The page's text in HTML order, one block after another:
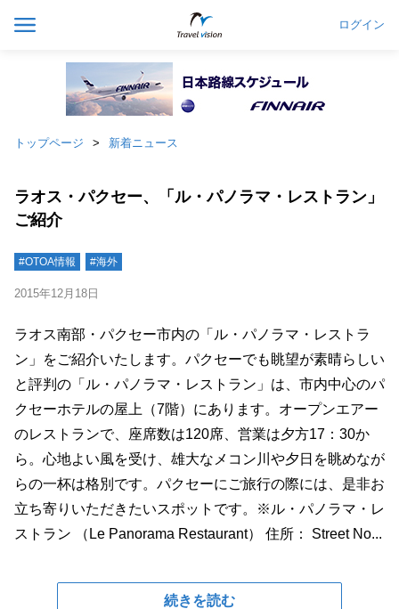
ログイン
トップページ 新着ニュース
ラオス・パクセー、「ル・パノラマ・レストラン」
ご紹介
#OTOA情報 #海外
2015年12月18日
ラオス南部・パクセー市内の「ル・パノラマ・レストラ
ン」をご紹介いたします。パクセーでも眺望が素晴らしい
と評判の「ル・パノラマ・レストラン」は、市内中心のパ
クセーホテルの屋上（7階）にあります。オープンエアー
のレストランで、座席数は120席、営業は夕方17：30か
ら。心地よい風を受け、雄大なメコン川や夕日を眺めなが
らの一杯は格別です。パクセーにご旅行の際には、是非お
立ち寄りいただきたいスポットです。※ル・パノラマ・レ
ストラン （Le Panorama Restaurant） 住所： Street No...
続きを読む